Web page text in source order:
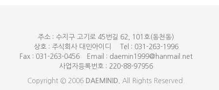
주소 : 수지구 고기로 45번길 62, 101호(동천동)
상호 : 주식회사 대민아이디
Tel : 031-263-1996
Fax : 031-263-0456
Email : daemin1999@hanmail.net
사업자등록번호 : 220-88-97956
Copyright © 2006 DAEMINID. All Rights Reserved.